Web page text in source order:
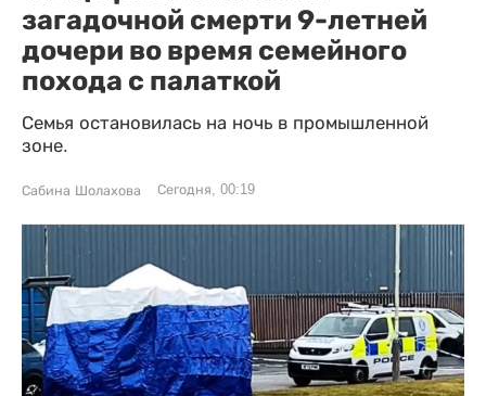
загадочной смерти 9-летней
дочери во время семейного
похода с палаткой
Семья остановилась на ночь в промышленной
зоне.
Сабина Шолахова Сегодня, 00:19